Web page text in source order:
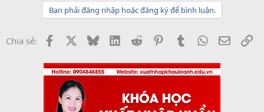
Bạn phải đăng nhập hoặc đăng ký để bình luận.
Chia sẻ: Facebook BlueskyLinkedInReddit PinterestTumblrWhatsApp
Email